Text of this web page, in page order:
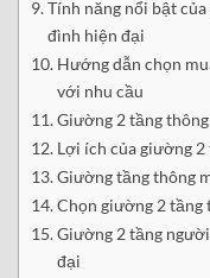
Tính năng nổi bật
đình hiện đại
Hướng dẫn chọn
với nhu cầu
Giường 2 tầng
Lợi ích của giường
Giường tầng thông
Chọn giường 2 tầng
Giường 2 tầng
đại